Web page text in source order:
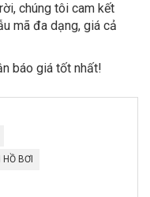
chúng tôi cam kết
mã đa dạng, giá cả
báo giá tốt nhất!
BƠI